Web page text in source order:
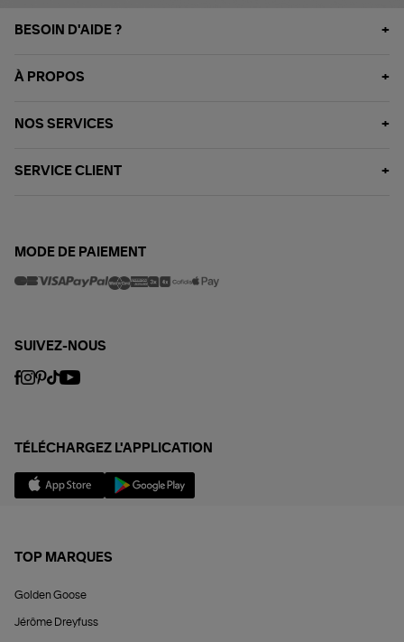
BESOIN D'AIDE ?
À PROPOS
NOS SERVICES
SERVICE CLIENT
MODE DE PAIEMENT
SUIVEZ-NOUS
TÉLÉCHARGEZ L'APPLICATION
TOP MARQUES
Golden Goose
Jérôme Dreyfuss